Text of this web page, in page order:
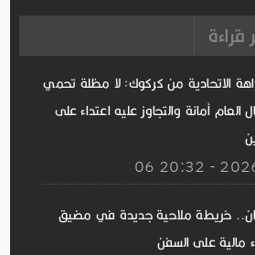
قراءة
الاتحادية من كركوك: لا مظلة تحمي
العام أمانة والتجاوز عليه اعتداء على
خريطة ملاحية جديدة في مضيق
مالية على السفن